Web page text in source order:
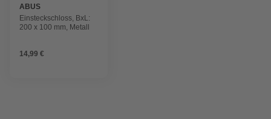
ABUS
Einsteckschloss, BxL:
200 x 100 mm, Metall
14,99 €